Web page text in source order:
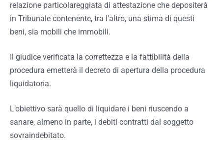
relazione particolareggiata di attestazione che depositerà
in Tribunale contenente, tra l’altro, una stima di questi
beni, sia mobili che immobili.
Il giudice verificata la correttezza e la fattibilità della
procedura emetterà il decreto di apertura della procedura
liquidatoria.
L’obiettivo sarà quello di liquidare i beni riuscendo a
sanare, almeno in parte, i debiti contratti dal soggetto
sovraindebitato.